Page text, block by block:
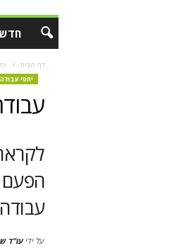
דף הבית
יחסי עבודה
הפעם
על ידיעו"ד